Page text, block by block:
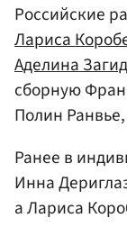
Российские
Лариса
Аделина
сборную
Полин
Ранее в
Инна
а Лариса